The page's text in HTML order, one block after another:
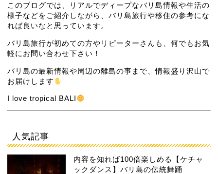
このブログでは、リアルでディープなバリ島情報や生活の
様子などをご紹介しながら、バリ島旅行や移住の参考にな
れば良いなと思っています。
バリ島旅行が初めての方やリピーターさんも、何でもお気
軽にお問い合わせ下さい！
バリ島の最新情報や周辺の離島の事まで、情報盛り沢山で
お届けします
I love tropical BALI
人気記事
内容を知れば100倍楽しめる【ケチャ
ックダンス】バリ島の伝統舞踊